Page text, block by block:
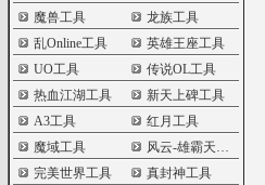
魔兽工具
龙族工具
乱Online工具
英雄王座工具
UO工具
传说OL工具
热血江湖工具
新天上碑工具
A3工具
红月工具
魔域工具
风云-雄霸天下工具
完美世界工具
真封神工具